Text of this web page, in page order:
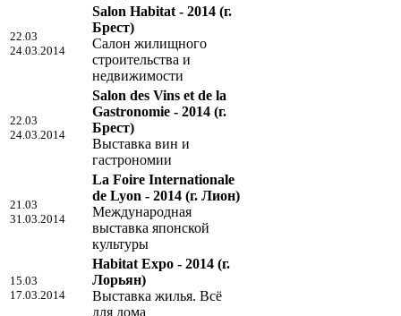
22.03
24.03.2014
Salon Habitat - 2014 (г.
Брест)
Салон жилищного
строительства и
недвижимости
22.03
24.03.2014
Salon des Vins et de la
Gastronomie - 2014 (г.
Брест)
Выставка вин и
гастрономии
21.03
31.03.2014
La Foire Internationale
de Lyon - 2014 (г. Лион)
Международная
выставка японской
культуры
15.03
17.03.2014
Habitat Expo - 2014 (г.
Лорьян)
Выставка жилья. Всё
для дома